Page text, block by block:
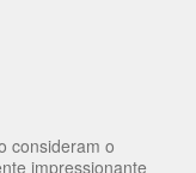
o
impressionante